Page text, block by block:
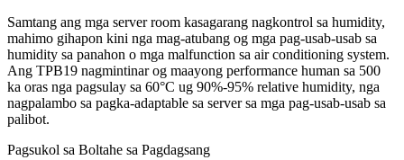
Samtang ang mga server room kasagarang nagkontrol sa humidity,
mahimo gihapon kini nga mag-atubang og mga pag-usab-usab sa
humidity sa panahon o mga malfunction sa air conditioning system.
Ang TPB19 nagmintinar og maayong performance human sa 500
ka oras nga pagsulay sa 60°C ug 90%-95% relative humidity, nga
nagpalambo sa pagka-adaptable sa server sa mga pag-usab-usab sa
palibot.
Pagsukol sa Boltahe sa Pagdagsang